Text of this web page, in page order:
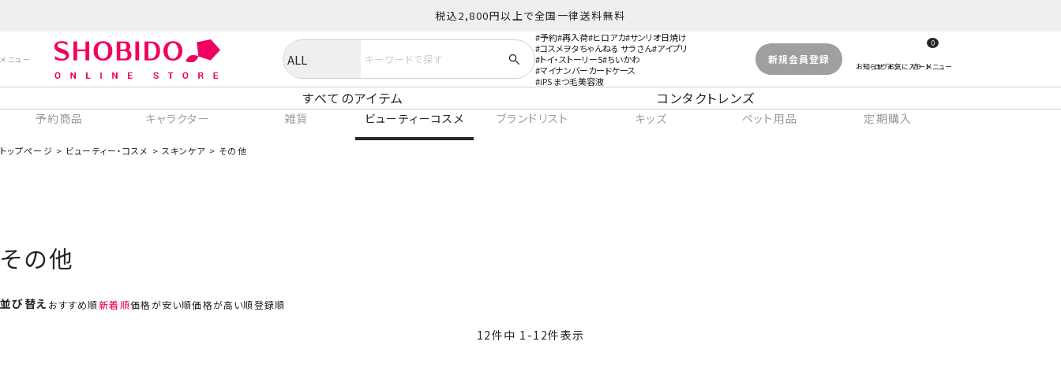
税込2,800円以上で全国一律送料無料
予約 再入荷 ヒロアカ サンリオ日焼け
コスメヲタちゃんねる サラさん アイプリ
トイ・ストーリー5 ちいかわ
マイナンバーカードケース
iPS まつ毛美容液
新規会員登録
0
すべてのアイテム コンタクトレンズ
予約商品 キャラクター 雑貨 ビューティーコスメ ブランドリスト キッズ ペット用品 定期購入
トップページ ビューティー・コスメ スキンケア その他
その他
並び替え おすすめ順新着順価格が安い順価格が高い順登録順
12件中 1 -12件表示